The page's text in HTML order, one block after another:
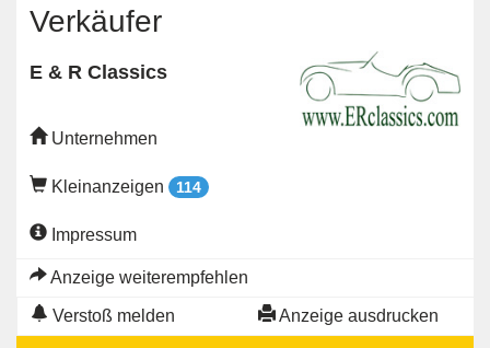
Verkäufer
E & R Classics
Unternehmen
Kleinanzeigen 114
Impressum
Anzeige weiterempfehlen
Verstoß melden Anzeige ausdrucken